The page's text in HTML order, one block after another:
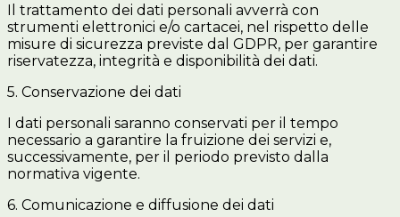
Il trattamento dei dati personali avverrà con
strumenti elettronici e/o cartacei, nel rispetto delle
misure di sicurezza previste dal GDPR, per garantire
riservatezza, integrità e disponibilità dei dati.
5. Conservazione dei dati
I dati personali saranno conservati per il tempo
necessario a garantire la fruizione dei servizi e,
successivamente, per il periodo previsto dalla
normativa vigente.
6. Comunicazione e diffusione dei dati